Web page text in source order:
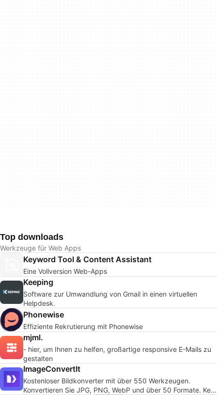
Top downloads
Werkzeuge für Web Apps
Keyword Tool & Content Assistant
Eine Vollversion Web-Apps
Keeping
Software zur Umwandlung von Gmail in einen virtuellen
Helpdesk.
Phonewise
Effiziente Rekrutierung mit Phonewise
mjml.
- hier, um Ihnen zu helfen, großartige responsive E-Mails zu
gestalten
ImageConvertIt
Kostenloser Bildkonverter mit über 550 Werkzeugen.
Konvertieren Sie JPG, PNG, WebP und über 50 Formate. Kein